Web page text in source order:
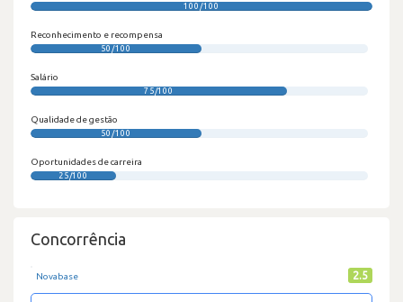
100/100
Reconhecimento e recompensa
50/100
Salário
75/100
Qualidade de gestão
50/100
Oportunidades de carreira
25/100
Concorrência
Novabase 2.5